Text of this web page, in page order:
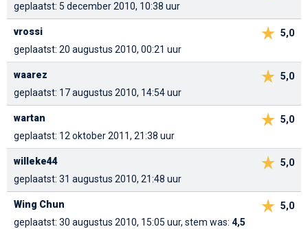
geplaatst: 5 december 2010, 10:38 uur
5,0
vrossi
geplaatst: 20 augustus 2010, 00:21 uur
5,0
waarez
geplaatst: 17 augustus 2010, 14:54 uur
5,0
wartan
geplaatst: 12 oktober 2011, 21:38 uur
5,0
willeke44
geplaatst: 31 augustus 2010, 21:48 uur
5,0
Wing Chun
geplaatst: 30 augustus 2010, 15:05 uur, stem was: 4,5